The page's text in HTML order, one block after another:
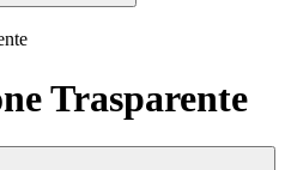
Trasparente